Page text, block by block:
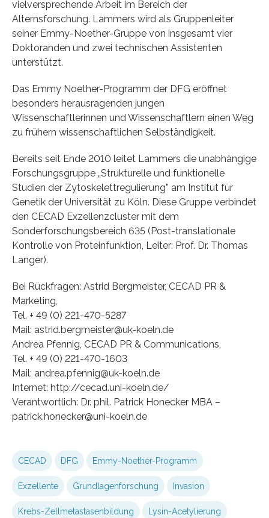
vielversprechende Arbeit im Bereich der
Alternsforschung. Lammers wird als Gruppenleiter
seiner Emmy-Noether-Gruppe von insgesamt vier
Doktoranden und zwei technischen Assistenten
unterstützt.
Das Emmy Noether-Programm der DFG eröffnet
besonders herausragenden jungen
Wissenschaftlerinnen und Wissenschaftlern einen Weg
zu frühern wissenschaftlichen Selbständigkeit.
Bereits seit Ende 2010 leitet Lammers die unabhängige
Forschungsgruppe „Strukturelle und funktionelle
Studien der Zytoskelettregulierung” am Institut für
Genetik der Universität zu Köln. Diese Gruppe verbindet
den CECAD Exzellenzcluster mit dem
Sonderforschungsbereich 635 (Post-translationale
Kontrolle von Proteinfunktion, Leiter: Prof. Dr. Thomas
Langer).
Bei Rückfragen: Astrid Bergmeister, CECAD PR &
Marketing,
Tel. + 49 (0) 221-470-5287
Mail: astrid.bergmeister@uk-koeln.de
Andrea Pfennig, CECAD PR & Communications,
Tel. + 49 (0) 221-470-1603
Mail: andrea.pfennig@uk-koeln.de
Internet: http://cecad.uni-koeln.de/
Verantwortlich: Dr. phil. Patrick Honecker MBA –
patrick.honecker@uni-koeln.de
CECAD DFG Emmy-Noether-Programm
Exzellente Grundlagenforschung Invasion
Krebs-Zellmetastasenbildung Lysin-Acetylierung